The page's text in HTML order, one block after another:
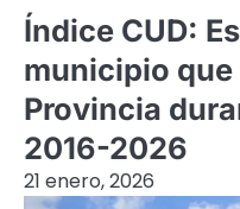
Índice CUD:
municipio que
Provincia
2016-2026
21 enero, 2026